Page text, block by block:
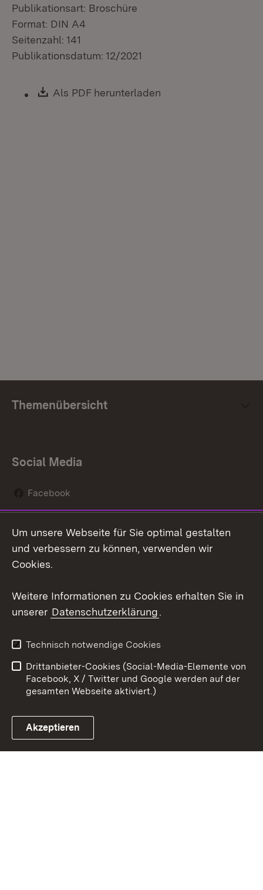
Publikationsart: Broschüre
Format: DIN A4
Seitenzahl: 141
Publikationsdatum: 12/2021
Download:
Als PDF herunterladen
Themenübersicht
Social Media
Facebook
Social Wall
Youtube
Link zum Landesportal
Kontakt
Datenschutz
Barrierefreiheit
Impressum Cookies
Um unsere Webseite für Sie optimal gestalten
und verbessern zu können, verwenden wir
Cookies.
Weitere Informationen zu Cookies erhalten Sie in
unserer Datenschutzerklärung.
Technisch notwendige Cookies
Drittanbieter-Cookies (Social-Media-Elemente von
Facebook, X / Twitter und Google werden auf der
gesamten Webseite aktiviert.)
Akzeptieren